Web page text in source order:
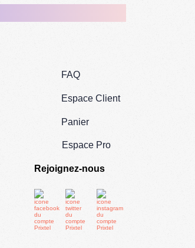
FAQ
Espace Client
Panier
Espace Pro
Rejoignez-nous